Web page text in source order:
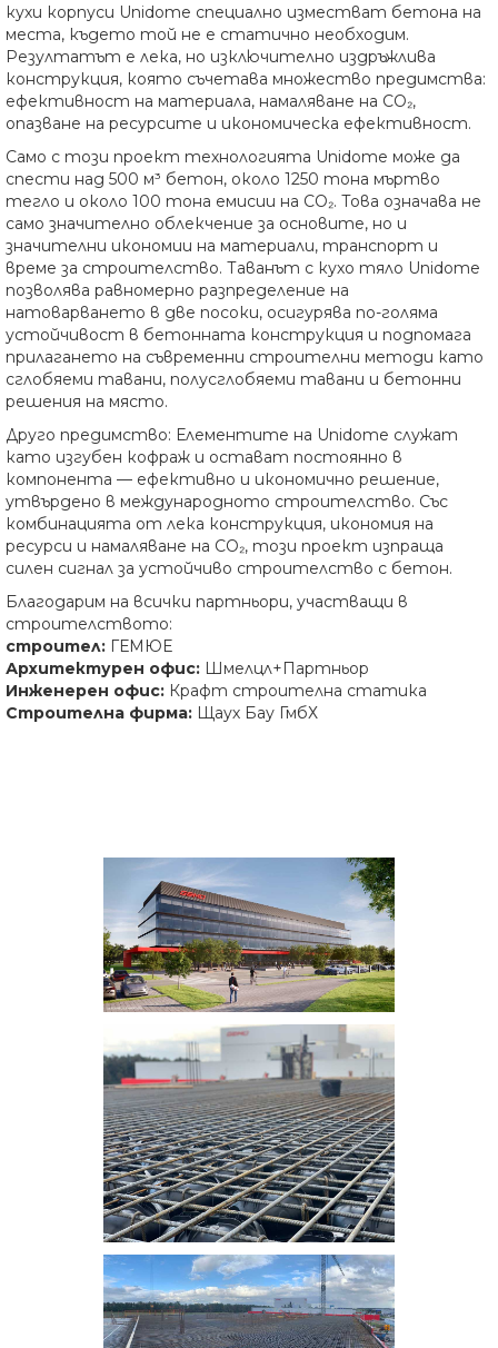
кухи корпуси Unidome специално изместват бетона на
места, където той не е статично необходим.
Резултатът е лека, но изключително издръжлива
конструкция, която съчетава множество предимства:
ефективност на материала, намаляване на CO₂,
опазване на ресурсите и икономическа ефективност.
Само с този проект технологията Unidome може да
спести над 500 м³ бетон, около 1250 тона мъртво
тегло и около 100 тона емисии на CO₂. Това означава не
само значително облекчение за основите, но и
значителни икономии на материали, транспорт и
време за строителство. Таванът с кухо тяло Unidome
позволява равномерно разпределение на
натоварването в две посоки, осигурява по-голяма
устойчивост в бетонната конструкция и подпомага
прилагането на съвременни строителни методи като
сглобяеми тавани, полусглобяеми тавани и бетонни
решения на място.
Друго предимство: Елементите на Unidome служат
като изгубен кофраж и остават постоянно в
компонента — ефективно и икономично решение,
утвърдено в международното строителство. Със
комбинацията от лека конструкция, икономия на
ресурси и намаляване на CO₂, този проект изпраща
силен сигнал за устойчиво строителство с бетон.
Благодарим на всички партньори, участващи в
строителството:
строител: ГЕМЮЕ
Архитектурен офис: Шмелцл+Партньор
Инженерен офис: Крафт строителна статика
Строителна фирма: Щаух Бау ГмбХ